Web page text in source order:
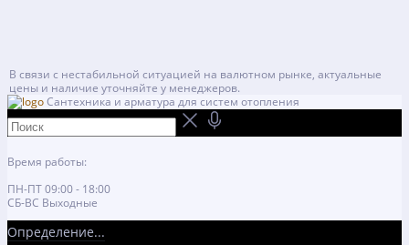
В связи с нестабильной ситуацией на валютном рынке, актуальные
цены и наличие уточняйте у менеджеров.
Сантехника и арматура для систем отопления
Время работы:
ПН-ПТ 09:00 - 18:00
СБ-ВС Выходные
Определение...